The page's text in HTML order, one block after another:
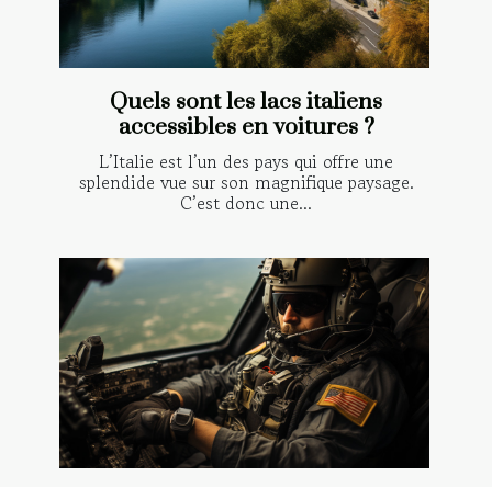
Quels sont les lacs italiens
accessibles en voitures ?
L’Italie est l’un des pays qui offre une
splendide vue sur son magnifique paysage.
C’est donc une...